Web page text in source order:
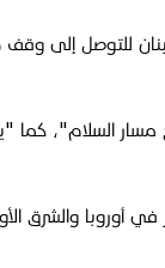
للتوصل إلى وقف
مسار السلام"،
أوروبا والشرق